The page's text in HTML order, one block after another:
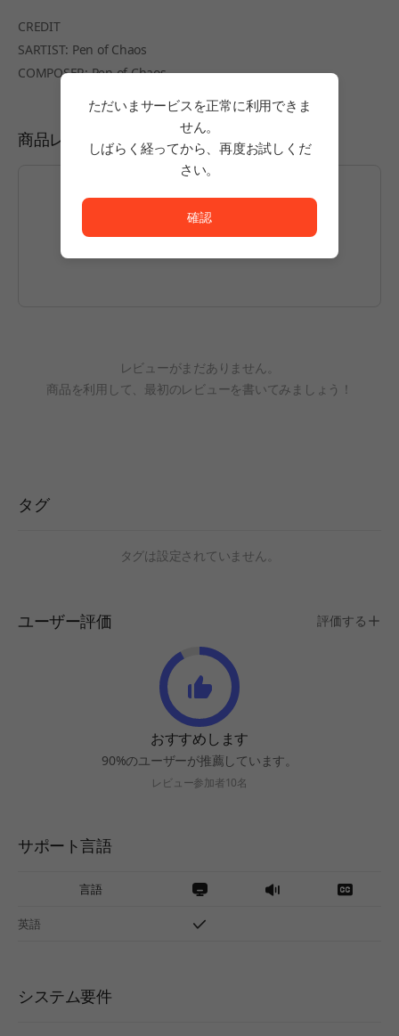
CREDIT
SARTIST: Pen of Chaos
COMPOSER: Pen of Chaos
商品レビュー
投稿するにはログインしてください。
レビューがまだありません。
商品を利用して、最初のレビューを書いてみましょう！
タグ
タグは設定されていません。
ユーザー評価 評価する
おすすめします
90%のユーザーが推薦しています。
レビュー参加者10名
サポート言語
言語
英語
システム要件
ただいまサービスを正常に利用できま
せん。
しばらく経ってから、再度お試しくだ
さい。
確認